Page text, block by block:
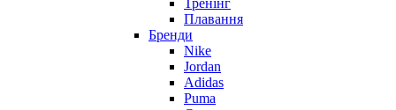
Плавання
Бренди
Nike
Jordan
Adidas
Puma